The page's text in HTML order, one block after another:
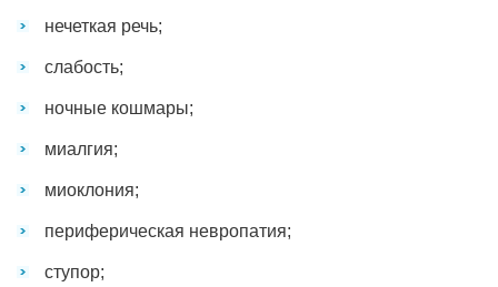
нечеткая речь;
слабость;
ночные кошмары;
миалгия;
миоклония;
периферическая невропатия;
ступор;